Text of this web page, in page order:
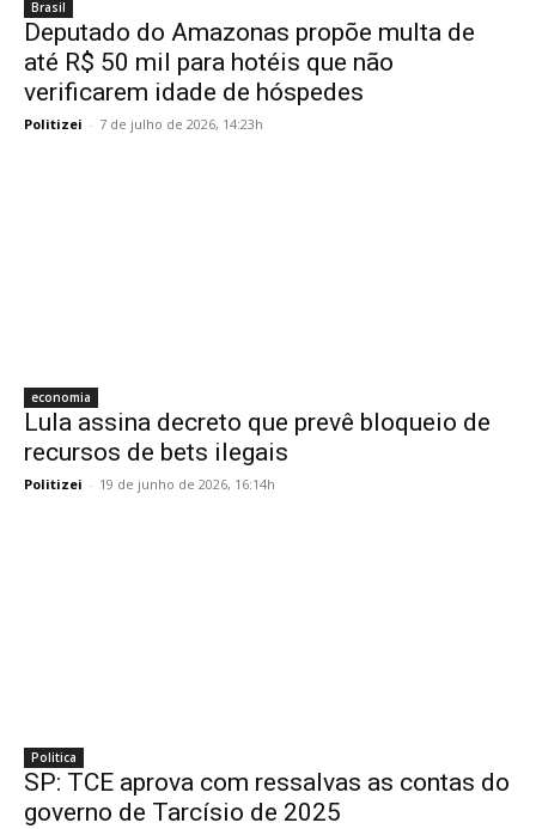
Brasil
Deputado do Amazonas propõe multa de
até R$ 50 mil para hotéis que não
verificarem idade de hóspedes
Politizei - 7 de julho de 2026, 14:23h
economia
Lula assina decreto que prevê bloqueio de
recursos de bets ilegais
Politizei - 19 de junho de 2026, 16:14h
Politica
SP: TCE aprova com ressalvas as contas do
governo de Tarcísio de 2025